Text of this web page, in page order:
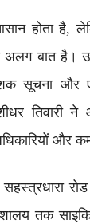
होता है,
बात है।
सूचना और
तिवारी
और
सहस्त्रधारा
तक